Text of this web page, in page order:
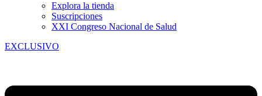
Explora la tienda
Suscripciones
XXI Congreso Nacional de Salud
EXCLUSIVO